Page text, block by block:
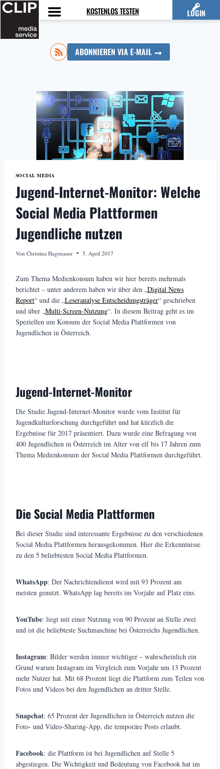
Zum
Inhalt
springen
KOSTENLOS TESTEN LOGIN
ABONNIEREN VIA E-MAIL
SOCIAL MEDIA
Jugend-Internet-Monitor: Welche
Social Media Plattformen
Jugendliche nutzen
Von Christina Hagenauer 5. April 2017
Zum Thema Medienkonsum haben wir hier bereits mehrmals
berichtet – unter anderem haben wir über den „Digital News
Report“ und die „Leseranalyse Entscheidungsträger“ geschrieben
und über „Multi-Screen-Nutzung“. In diesem Beitrag geht es im
Speziellen um Konsum der Social Media Plattformen von
Jugendlichen in Österreich.
Jugend-Internet-Monitor
Die Studie Jugend-Internet-Monitor wurde vom Institut für
Jugendkulturforschung durchgeführt und hat kürzlich die
Ergebnisse für 2017 präsentiert. Dazu wurde eine Befragung von
400 Jugendlichen in Österreich im Alter von elf bis 17 Jahren zum
Thema Medienkonsum der Social Media Plattformen durchgeführt.
Die Social Media Plattformen
Bei dieser Studie sind interessante Ergebnisse zu den verschiedenen
Social Media Plattformen herausgekommen. Hier die Erkenntnisse
zu den 5 beliebtesten Social Media Plattformen.
WhatsApp: Der Nachrichtendienst wird mit 93 Prozent am
meisten genutzt. WhatsApp lag bereits im Vorjahr auf Platz eins.
YouTube: liegt mit einer Nutzung von 90 Prozent an Stelle zwei
und ist die beliebteste Suchmaschine bei Österreichs Jugendlichen.
Instagram: Bilder werden immer wichtiger – wahrscheinlich ein
Grund warum Instagram im Vergleich zum Vorjahr um 13 Prozent
mehr Nutzer hat. Mit 68 Prozent liegt die Plattform zum Teilen von
Fotos und Videos bei den Jugendlichen an dritter Stelle.
Snapchat: 65 Prozent der Jugendlichen in Österreich nutzen die
Foto- und Video-Sharing-App, die temporäre Posts erlaubt.
Facebook: die Plattform ist bei Jugendlichen auf Stelle 5
abgestiegen. Die Wichtigkeit und Bedeutung von Facebook hat im